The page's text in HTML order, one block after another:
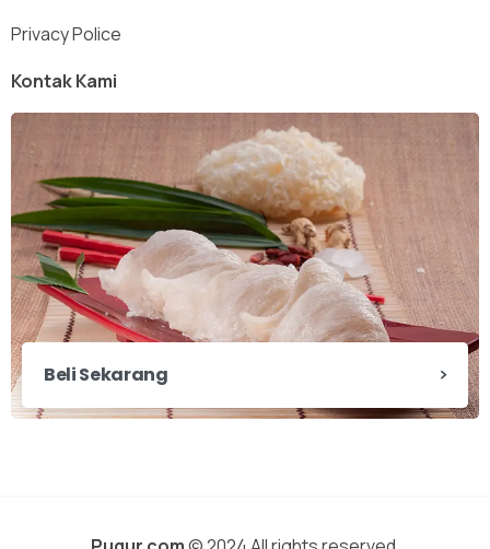
Privacy Police
Kontak Kami
Beli Sekarang